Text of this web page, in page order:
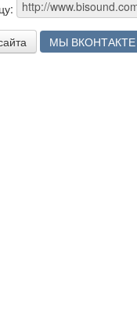
МЫ ВКОНТАКТЕ